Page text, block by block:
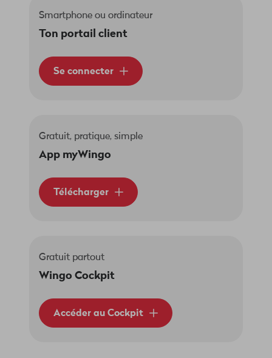
Smartphone ou ordinateur
Ton portail client
Se connecter
Gratuit, pratique, simple
App myWingo
Télécharger
Gratuit partout
Wingo Cockpit
Accéder au Cockpit